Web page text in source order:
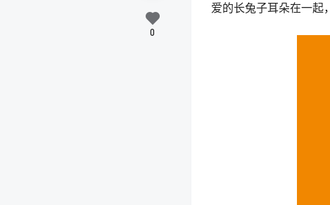
爱的长兔子耳朵在一起
0